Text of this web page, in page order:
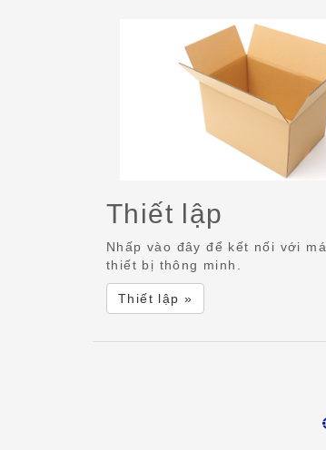
Thiết lập
Nhấp vào đây để kết nối với
thiết bị thông minh.
Thiết lập »